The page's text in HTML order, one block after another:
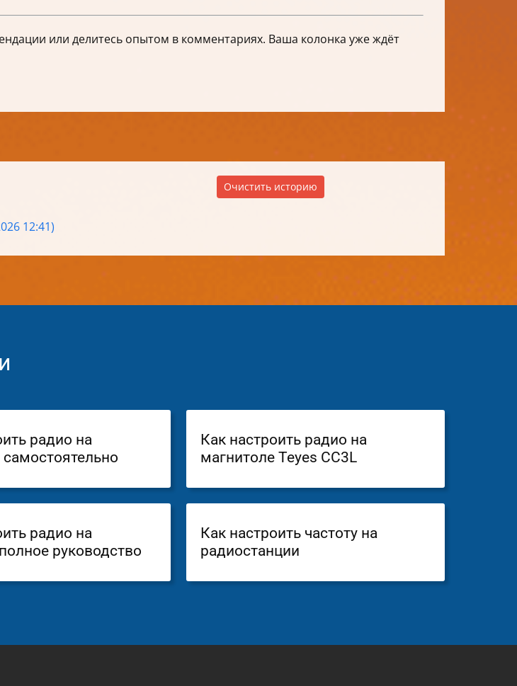
или делитесь опытом в комментариях. Ваша колонка уже ждёт
Очистить историю
12:41)
радио на
Как настроить радио на
магнитоле Teyes CC3L
радио на
руководство
Как настроить частоту на
радиостанции